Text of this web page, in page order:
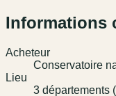
Informations
Acheteur
Conservatoire
Lieu
3 départements